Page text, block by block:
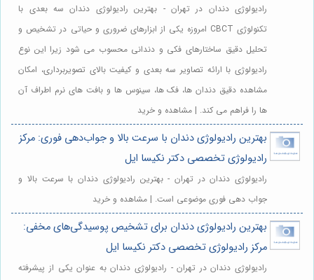
رادیولوژی دندان در تهران - بهترین رادیولوژی دندان سه بعدی با
تکنولوژی CBCT امروزه یکی از ابزارهای ضروری و حیاتی در تشخیص و
تحلیل دقیق ساختارهای فکی و دندانی محسوب می شود زیرا این نوع
رادیولوژی با ارائه تصاویر سه بعدی و کیفیت بالای تصویربرداری، امکان
مشاهده دقیق دندان ها، فک ها، سینوس ها و بافت های نرم اطراف آن
ها را فراهم می کند. | مشاهده و خرید
بهترین رادیولوژی دندان با سرعت بالا و جواب‌دهی فوری: مرکز
رادیولوژی تخصصی دکتر نکیسا ایل
رادیولوژی دندان در تهران - بهترین رادیولوژی دندان با سرعت بالا و
جواب دهی فوری موضوعی است. | مشاهده و خرید
بهترین رادیولوژی دندان برای تشخیص پوسیدگی‌های مخفی:
مرکز رادیولوژی تخصصی دکتر نکیسا ایل
رادیولوژی دندان در تهران - رادیولوژی دندان به عنوان یکی از پیشرفته